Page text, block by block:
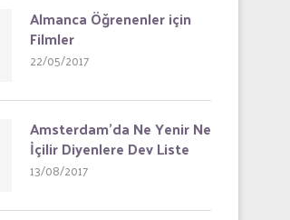
Almanca Öğrenenler için
Filmler
22/05/2017
Amsterdam’da Ne Yenir Ne
İçilir Diyenlere Dev Liste
13/08/2017